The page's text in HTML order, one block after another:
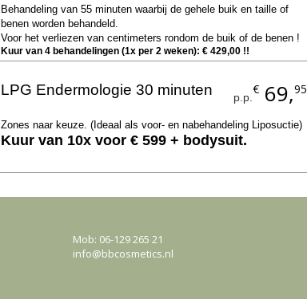
Behandeling van 55 minuten waarbij de gehele buik en taille of
benen worden behandeld.
Voor het verliezen van centimeters rondom de buik of de benen !
Kuur van 4 behandelingen (1x per 2 weken): € 429,00 !!
LPG Endermologie 30 minuten
Zones naar keuze. (Ideaal als voor- en nabehandeling Liposuctie)
Kuur van 10x voor € 599 + bodysuit.
p.p.
€69,95
Mob: 06-129 265 21
info@bbcosmetics.nl